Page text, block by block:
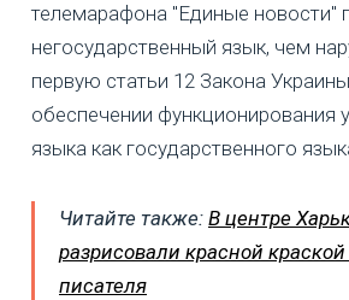
телемарафона "Единые новости"
негосударственный язык, чем
первую статьи 12 Закона
обеспечении функционирования
языка как государственного
Читайте также: В центре
разрисовали красной
писателя